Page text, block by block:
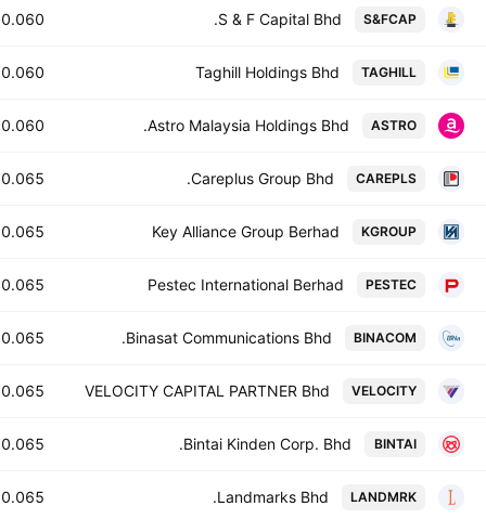
S&FCAP
S & F Capital Bhd.
0.060
TAGHILL
Taghill Holdings Bhd
0.060
ASTRO
Astro Malaysia Holdings Bhd.
0.060
CAREPLS
Careplus Group Bhd.
0.065
KGROUP
Key Alliance Group Berhad
0.065
PESTEC
Pestec International Berhad
0.065
BINACOM
Binasat Communications Bhd.
0.065
VELOCITY
VELOCITY CAPITAL PARTNER Bhd
0.065
BINTAI
Bintai Kinden Corp. Bhd.
0.065
LANDMRK
Landmarks Bhd.
0.065